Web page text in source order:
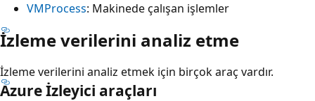
VMProcess: Makinede çalışan işlemler
İzleme verilerini analiz etme
İzleme verilerini analiz etmek için birçok araç vardır.
Azure İzleyici araçları